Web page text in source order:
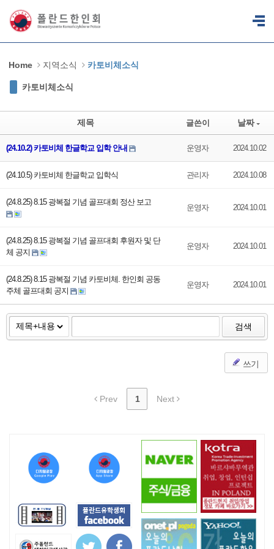
Home 지역소식 카토비체소식
카토비체소식
제목 글쓴이 날짜
(24.10.2) 카토비체 한글학교 입학 안내 운영자 2024.10.02
(24.10.5) 카토비체 한글학교 입학식 관리자 2024.10.08
(24.8.25) 8.15 광복절 기념 골프대회 정산 보고
운영자 2024.10.01
(24.8.25) 8.15 광복절 기념 골프대회 후원자 및 단
체 공지
운영자 2024.10.01
(24.8.25) 8.15 광복절 기념 카토비체. 한인회 공동
주체 골프대회 공지
운영자 2024.10.01
검색
쓰기
Prev 1 Next